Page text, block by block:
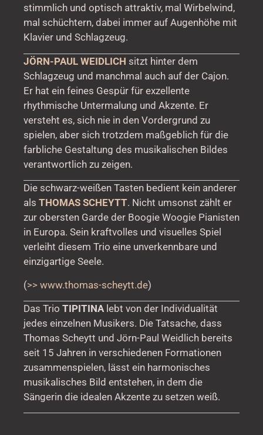
stimmlich und optisch attraktiv, mal Wirbelwind,
mal schüchtern, dabei immer auf Augenhöhe mit
Klavier und Schlagzeug.
JÖRN-PAUL WEIDLICH sitzt hinter dem
Schlagzeug und manchmal auch auf der Cajon.
Er hat ein feines Gespür für exzellente
rhythmische Untermalung und Akzente. Er
versteht es, sich nie in den Vordergrund zu
spielen, aber sich trotzdem maßgeblich für die
farbliche Gestaltung des musikalischen Bildes
verantwortlich zu zeigen.
Die schwarz-weißen Tasten bedient kein anderer
als THOMAS SCHEYTT. Nicht umsonst zählt er
zur obersten Garde der Boogie Woogie Pianisten
in Europa. Sein kraftvolles und visuelles Spiel
verleiht diesem Trio eine unverkennbare und
einzigartige Seele.
(>> www.thomas-scheytt.de)
Das Trio TIPITINAlebt von der Individualität
jedes einzelnen Musikers. Die Tatsache, dass
Thomas Scheytt und Jörn-Paul Weidlich bereits
seit 15 Jahren in verschiedenen Formationen
zusammenspielen, lässt ein harmonisches
musikalisches Bild entstehen, in dem die
Sängerin die idealen Akzente zu setzen weiß.